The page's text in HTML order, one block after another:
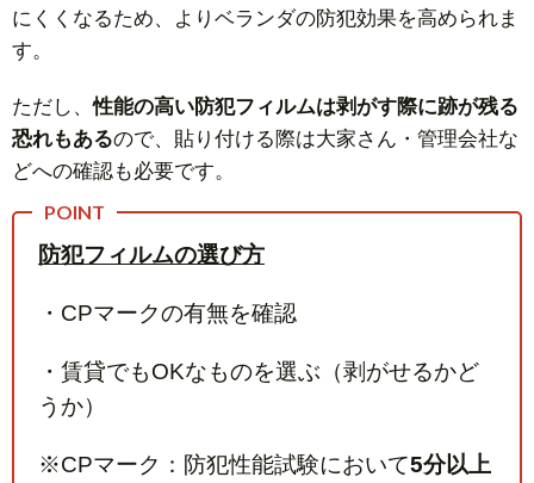
にくくなるため、よりベランダの防犯効果を高められま
す。
ただし、性能の高い防犯フィルムは剥がす際に跡が残る
恐れもあるので、貼り付ける際は大家さん・管理会社な
どへの確認も必要です。
防犯フィルムの選び方
・CPマークの有無を確認
・賃貸でもOKなものを選ぶ（剥がせるかど
うか）
※CPマーク：防犯性能試験において5分以上